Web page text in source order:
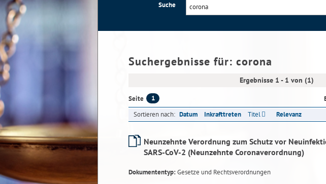
Suche
Suchergebnisse für: corona
Ergebnisse 1 - 1 von (1)
Seite 1
Sortieren nach: Datum Inkrafttreten Titel Relevanz
Neunzehnte Verordnung zum Schutz vor
SARS-CoV-2 (Neunzehnte Coronaverordnung)
Dokumententyp:Gesetze und Rechtsverordnungen